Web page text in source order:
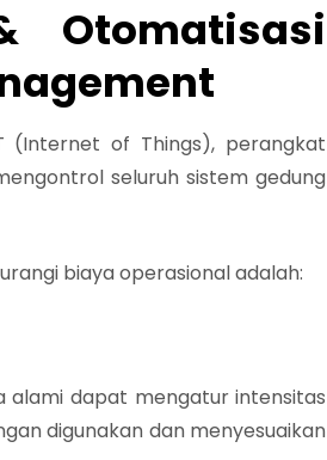
Otomatisasi
(Internet of Things), perangkat
seluruh sistem gedung
biaya operasional adalah:
alami dapat mengatur intensitas
digunakan dan menyesuaikan